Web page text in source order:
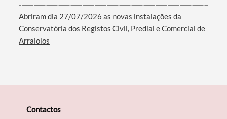
Filtros
Abriram dia 27/07/2026 as novas instalações da
Conservatória dos Registos Civil, Predial e Comercial de
Arraiolos
Contactos